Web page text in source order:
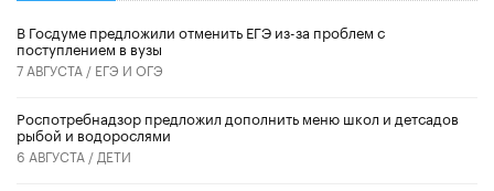
В Госдуме предложили отменить ЕГЭ из-за проблем с
поступлением в вузы
7 АВГУСТА / ЕГЭ И ОГЭ
Роспотребнадзор предложил дополнить меню школ и детсадов
рыбой и водорослями
6 АВГУСТА / ДЕТИ